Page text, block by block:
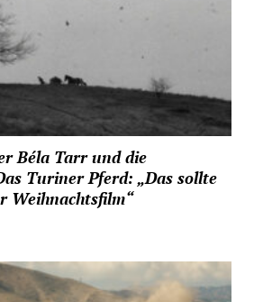
Béla Tarr und die
Turiner Pferd: „Das sollte
Weihnachtsfilm“